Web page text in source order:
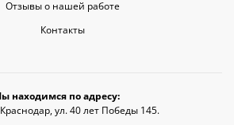
Отзывы о нашей работе
Контакты
находимся по адресу:
ул. 40 лет Победы 145.